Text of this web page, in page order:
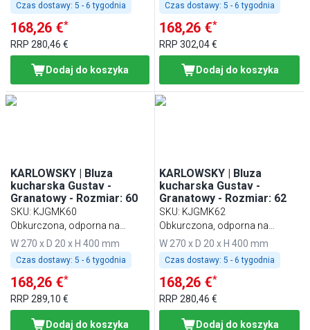
Czas dostawy: 5 - 6 tygodnia
168,26 €*
RRP 280,46 €
Dodaj do koszyka
Czas dostawy: 5 - 6 tygodnia
168,26 €*
RRP302,04 €
Dodaj do koszyka
KARLOWSKY | Bluza
kucharska Gustav -
Granatowy - Rozmiar: 60
SKU: KJGMK60
Obkurczona, odporna na
pranie, łatwa w pielęgnacji
W 270 x D 20 x H 400 mm
Czas dostawy: 5 - 6 tygodnia
168,26 €*
RRP 289,10 €
Dodaj do koszyka
KARLOWSKY | Bluza
kucharska Gustav -
Granatowy - Rozmiar: 62
SKU: KJGMK62
Obkurczona, odporna na
pranie, łatwa w pielęgnacji
W 270 x D 20 x H 400 mm
Czas dostawy: 5 - 6 tygodnia
168,26 €*
RRP280,46 €
Dodaj do koszyka